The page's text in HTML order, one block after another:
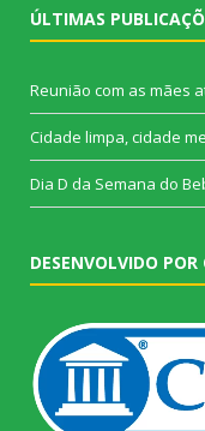
ÚLTIMAS
Reunião com as mães
Cidade limpa, cidade
Dia D da Semana do
DESENVOLVIDO POR